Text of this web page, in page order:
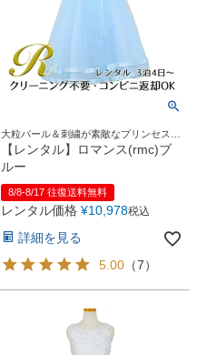
大粒パール＆刺繍が素敵なプリンセスロ
ングドレス
【レンタル】ロマンス(rmc)ブ
ルー
8/8-8/17 往復送料無料
レンタル価格 ¥10,978税込
詳細を見る
5.00 （7）